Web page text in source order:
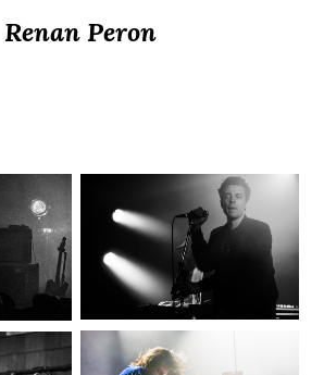
Renan Peron